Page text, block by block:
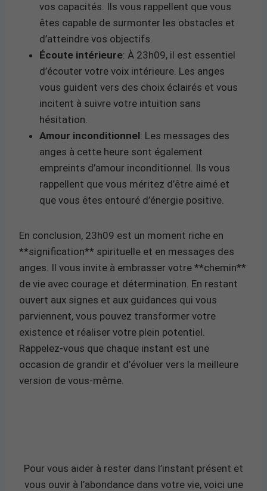
vos capacités. Ils vous rappellent que vous
êtes capable de surmonter les obstacles et
d’atteindre vos objectifs.
Écoute intérieure: À 23h09, il est essentiel
d’écouter votre voix intérieure. Les anges
vous guident vers des choix éclairés et vous
incitent à suivre votre intuition sans
hésitation.
Amour inconditionnel: Les messages des
anges à cette heure sont également
empreints d’amour inconditionnel. Ils vous
rappellent que vous méritez d’être aimé et
que vous êtes entouré d’énergie positive.
En conclusion, 23h09 est un moment riche en
**signification** spirituelle et en messages des
anges. Il vous invite à embrasser votre **chemin**
de vie avec courage et détermination. En restant
ouvert aux signes et aux guidances qui vous
parviennent, vous pouvez transformer votre
existence et réaliser votre plein potentiel.
Rappelez-vous que chaque instant est une
occasion de grandir et d’évoluer vers la meilleure
version de vous-même.
Pour vous aider à rester dans l’instant présent et
vous ouvir à l’abondance dans votre vie, voici une